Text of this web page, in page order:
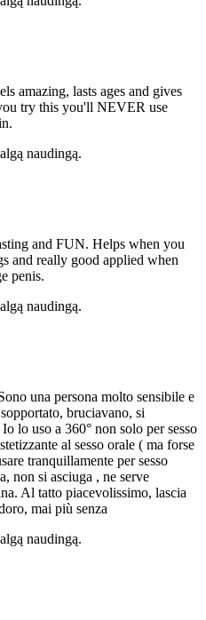
amazing, lasts ages and gives
try this you'll NEVER use
naudingą.
and FUN. Helps when you
and really good applied when
penis.
naudingą.
una persona molto sensibile e
bruciavano, si
lo uso a 360° non solo per sesso
al sesso orale ( ma forse
tranquillamente per sesso
non si asciuga , ne serve
Al tatto piacevolissimo, lascia
mai più senza
naudingą.